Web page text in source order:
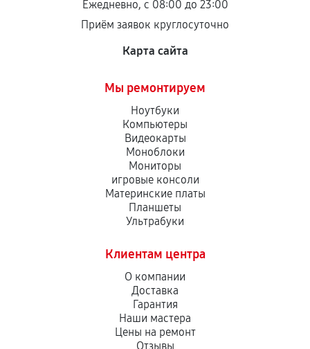
Ежедневно, с 08:00 до 23:00
Приём заявок круглосуточно
Карта сайта
Мы ремонтируем
Ноутбуки
Компьютеры
Видеокарты
Моноблоки
Мониторы
игровые консоли
Материнские платы
Планшеты
Ультрабуки
Клиентам центра
О компании
Доставка
Гарантия
Наши мастера
Цены на ремонт
Отзывы